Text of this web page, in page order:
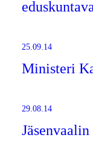
25.09.14
Ministeri
29.08.14